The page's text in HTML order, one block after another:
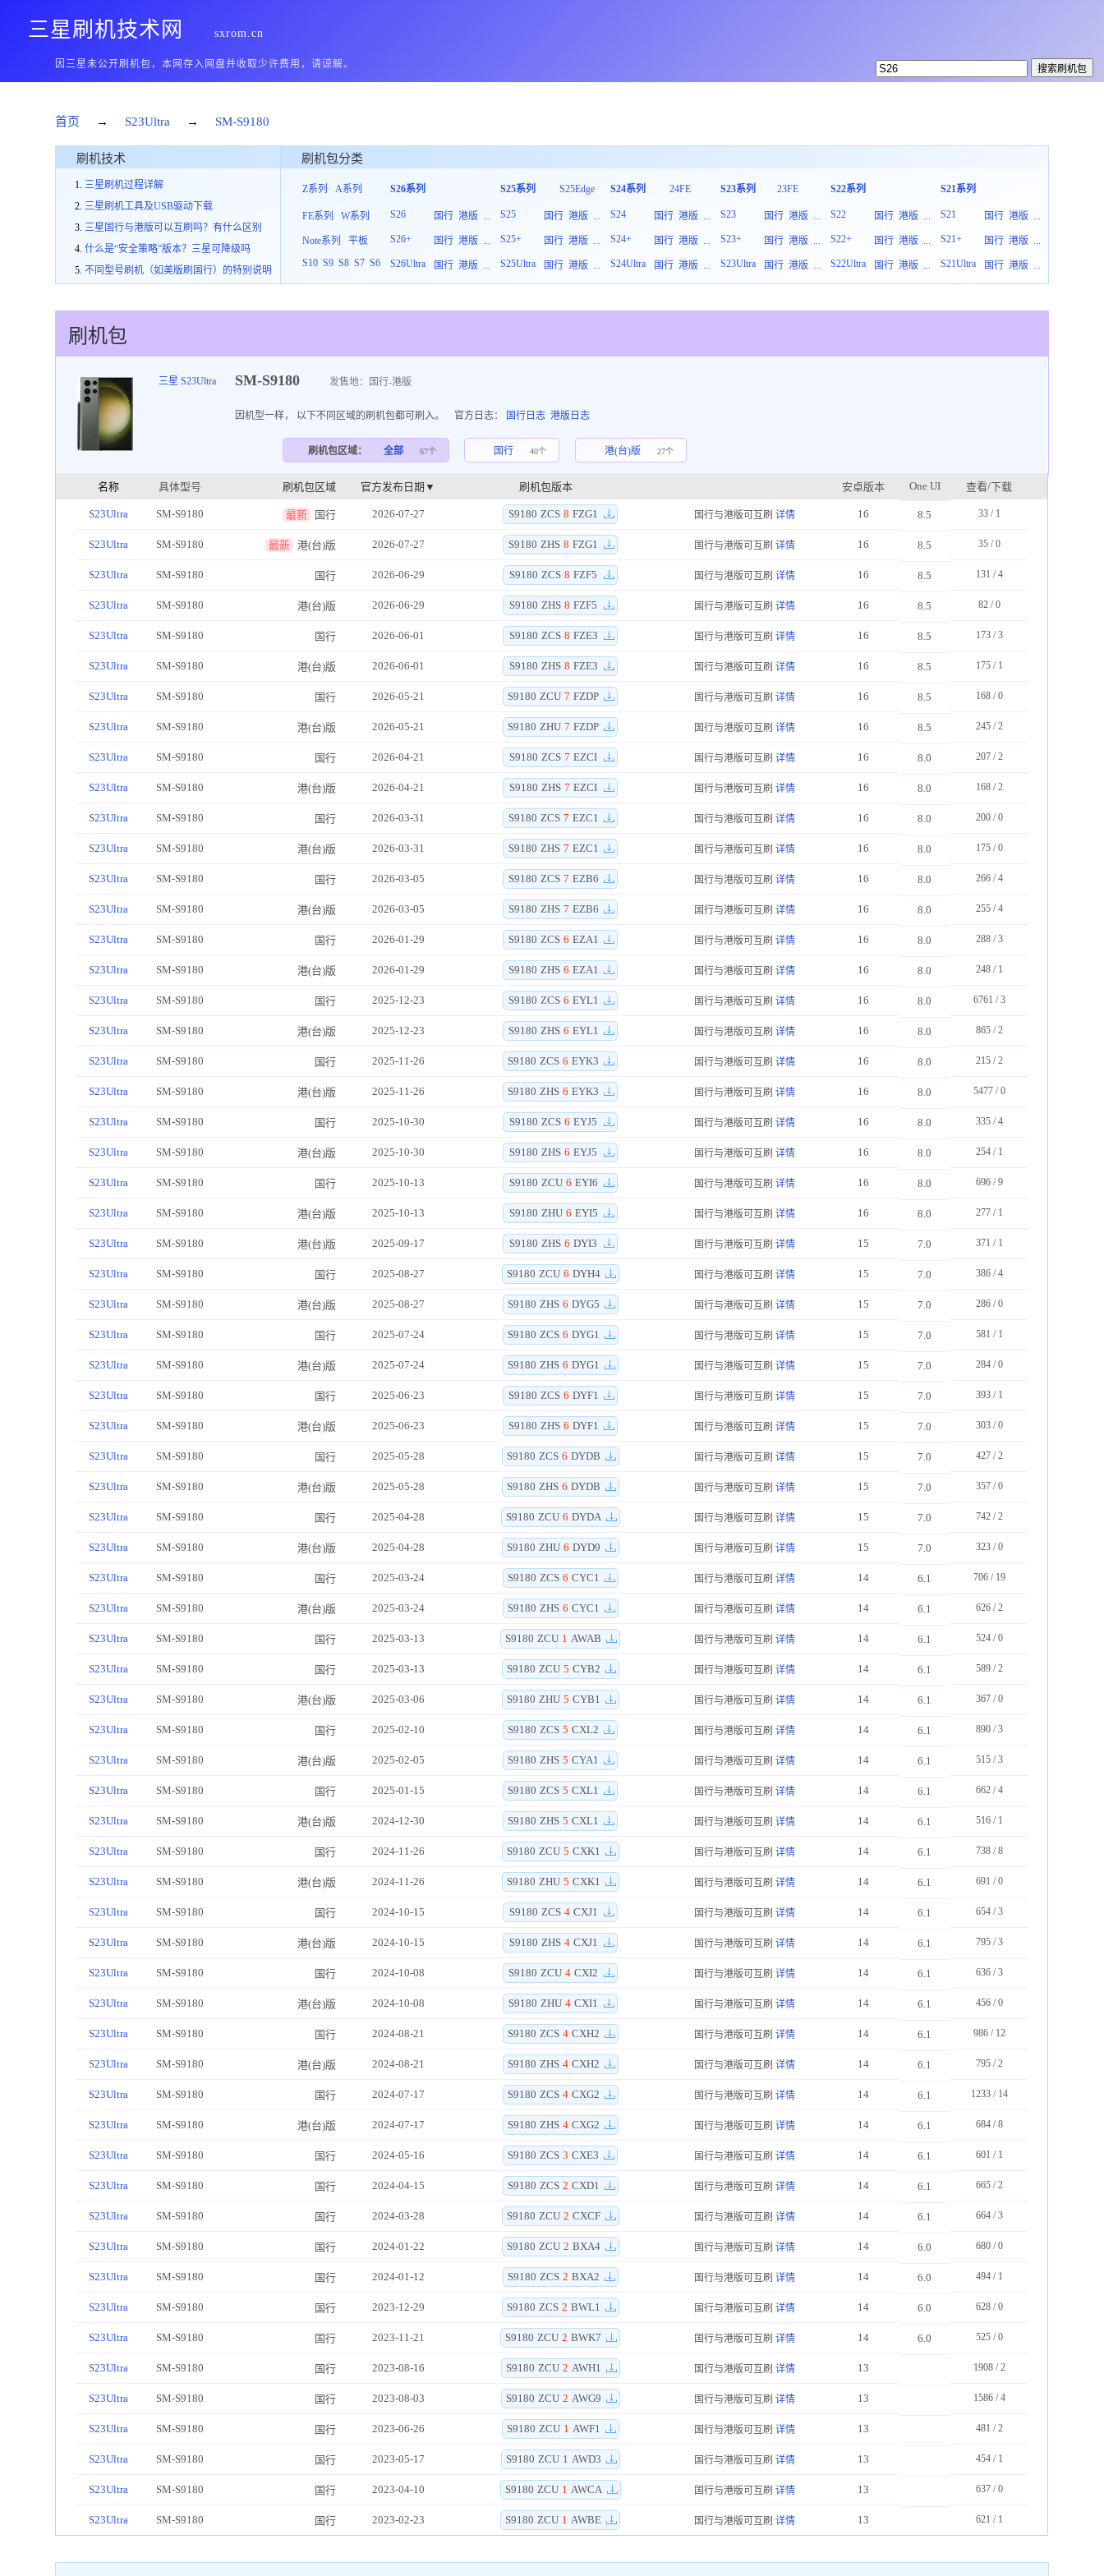
三星刷机技术网 sxrom.cn
因三星未公开刷机包，本网存入网盘并收取少许费用，请谅解。
首页 → S23Ultra → SM-S9180
刷机技术
三星刷机过程详解
三星刷机工具及USB驱动下载
三星国行与港版可以互刷吗？有什么区别
什么是“安全策略”版本？三星可降级吗
不同型号刷机（如美版刷国行）的特别说明
刷机包分类
Z系列 A系列
FE系列 W系列
Note系列
平板
S10 S9 S8 S7 S6
S26系列
S26 国行 港版 ...
S26+
国行 港版 ...
S26Ultra
国行 港版 ...
S25系列 S25Edge
S25 国行 港版 ...
S25+
国行 港版 ...
S25Ultra
国行 港版 ...
S24系列 24FE
S24 国行 港版 ...
S24+
国行 港版 ...
S24Ultra
国行 港版 ...
S23系列 23FE
S23 国行 港版 ...
S23+
国行 港版 ...
S23Ultra
国行 港版 ...
S22系列
S22 国行 港版 ...
S22+
国行 港版 ...
S22Ultra
国行 港版 ...
S21系列
S21 国行 港版 ...
S21+
国行 港版 ...
S21Ultra
国行 港版 ...
刷机包
三星 S23Ultra SM-S9180 发售地：国行-港版
因机型一样， 以下不同区域的刷机包都可刷入。 官方日志： 国行日志 港版日志
刷机包区域： 全部 67个 国行 40个 港(台)版 27个
名称 具体型号 刷机包区域 官方发布日期▼ 刷机包版本 安卓版本 One UI 查看/下载
S23Ultra SM-S9180 最新 国行 2026-07-27 S9180 ZCS 8 FZG1 国行与港版可互刷 详情 16 8.5 33 / 1
S23Ultra SM-S9180 最新 港(台)版 2026-07-27 S9180 ZHS 8 FZG1 国行与港版可互刷 详情 16 8.5 35 / 0
S23Ultra SM-S9180 国行 2026-06-29 S9180 ZCS 8 FZF5 国行与港版可互刷 详情 16 8.5 131 / 4
S23Ultra SM-S9180 港(台)版 2026-06-29 S9180 ZHS 8 FZF5 国行与港版可互刷 详情 16 8.5 82 / 0
S23Ultra SM-S9180 国行 2026-06-01 S9180 ZCS 8 FZE3 国行与港版可互刷 详情 16 8.5 173 / 3
S23Ultra SM-S9180 港(台)版 2026-06-01 S9180 ZHS 8 FZE3 国行与港版可互刷 详情 16 8.5 175 / 1
S23Ultra SM-S9180 国行 2026-05-21 S9180 ZCU 7 FZDP 国行与港版可互刷 详情 16 8.5 168 / 0
S23Ultra SM-S9180 港(台)版 2026-05-21 S9180 ZHU 7 FZDP 国行与港版可互刷 详情 16 8.5 245 / 2
S23Ultra SM-S9180 国行 2026-04-21 S9180 ZCS 7 EZCI 国行与港版可互刷 详情 16 8.0 207 / 2
S23Ultra SM-S9180 港(台)版 2026-04-21 S9180 ZHS 7 EZCI 国行与港版可互刷 详情 16 8.0 168 / 2
S23Ultra SM-S9180 国行 2026-03-31 S9180 ZCS 7 EZC1 国行与港版可互刷 详情 16 8.0 200 / 0
S23Ultra SM-S9180 港(台)版 2026-03-31 S9180 ZHS 7 EZC1 国行与港版可互刷 详情 16 8.0 175 / 0
S23Ultra SM-S9180 国行 2026-03-05 S9180 ZCS 7 EZB6 国行与港版可互刷 详情 16 8.0 266 / 4
S23Ultra SM-S9180 港(台)版 2026-03-05 S9180 ZHS 7 EZB6 国行与港版可互刷 详情 16 8.0 255 / 4
S23Ultra SM-S9180 国行 2026-01-29 S9180 ZCS 6 EZA1 国行与港版可互刷 详情 16 8.0 288 / 3
S23Ultra SM-S9180 港(台)版 2026-01-29 S9180 ZHS 6 EZA1 国行与港版可互刷 详情 16 8.0 248 / 1
S23Ultra SM-S9180 国行 2025-12-23 S9180 ZCS 6 EYL1 国行与港版可互刷 详情 16 8.0 6761 / 3
S23Ultra SM-S9180 港(台)版 2025-12-23 S9180 ZHS 6 EYL1 国行与港版可互刷 详情 16 8.0 865 / 2
S23Ultra SM-S9180 国行 2025-11-26 S9180 ZCS 6 EYK3 国行与港版可互刷 详情 16 8.0 215 / 2
S23Ultra SM-S9180 港(台)版 2025-11-26 S9180 ZHS 6 EYK3 国行与港版可互刷 详情 16 8.0 5477 / 0
S23Ultra SM-S9180 国行 2025-10-30 S9180 ZCS 6 EYJ5 国行与港版可互刷 详情 16 8.0 335 / 4
S23Ultra SM-S9180 港(台)版 2025-10-30 S9180 ZHS 6 EYJ5 国行与港版可互刷 详情 16 8.0 254 / 1
S23Ultra SM-S9180 国行 2025-10-13 S9180 ZCU 6 EYI6 国行与港版可互刷 详情 16 8.0 696 / 9
S23Ultra SM-S9180 港(台)版 2025-10-13 S9180 ZHU 6 EYI5 国行与港版可互刷 详情 16 8.0 277 / 1
S23Ultra SM-S9180 港(台)版 2025-09-17 S9180 ZHS 6 DYI3 国行与港版可互刷 详情 15 7.0 371 / 1
S23Ultra SM-S9180 国行 2025-08-27 S9180 ZCU 6 DYH4 国行与港版可互刷 详情 15 7.0 386 / 4
S23Ultra SM-S9180 港(台)版 2025-08-27 S9180 ZHS 6 DYG5 国行与港版可互刷 详情 15 7.0 286 / 0
S23Ultra SM-S9180 国行 2025-07-24 S9180 ZCS 6 DYG1 国行与港版可互刷 详情 15 7.0 581 / 1
S23Ultra SM-S9180 港(台)版 2025-07-24 S9180 ZHS 6 DYG1 国行与港版可互刷 详情 15 7.0 284 / 0
S23Ultra SM-S9180 国行 2025-06-23 S9180 ZCS 6 DYF1 国行与港版可互刷 详情 15 7.0 393 / 1
S23Ultra SM-S9180 港(台)版 2025-06-23 S9180 ZHS 6 DYF1 国行与港版可互刷 详情 15 7.0 303 / 0
S23Ultra SM-S9180 国行 2025-05-28 S9180 ZCS 6 DYDB 国行与港版可互刷 详情 15 7.0 427 / 2
S23Ultra SM-S9180 港(台)版 2025-05-28 S9180 ZHS 6 DYDB 国行与港版可互刷 详情 15 7.0 357 / 0
S23Ultra SM-S9180 国行 2025-04-28 S9180 ZCU 6 DYDA 国行与港版可互刷 详情 15 7.0 742 / 2
S23Ultra SM-S9180 港(台)版 2025-04-28 S9180 ZHU 6 DYD9 国行与港版可互刷 详情 15 7.0 323 / 0
S23Ultra SM-S9180 国行 2025-03-24 S9180 ZCS 6 CYC1 国行与港版可互刷 详情 14 6.1 706 / 19
S23Ultra SM-S9180 港(台)版 2025-03-24 S9180 ZHS 6 CYC1 国行与港版可互刷 详情 14 6.1 626 / 2
S23Ultra SM-S9180 国行 2025-03-13 S9180 ZCU 1 AWAB 国行与港版可互刷 详情 14 6.1 524 / 0
S23Ultra SM-S9180 国行 2025-03-13 S9180 ZCU 5 CYB2 国行与港版可互刷 详情 14 6.1 589 / 2
S23Ultra SM-S9180 港(台)版 2025-03-06 S9180 ZHU 5 CYB1 国行与港版可互刷 详情 14 6.1 367 / 0
S23Ultra SM-S9180 国行 2025-02-10 S9180 ZCS 5 CXL2 国行与港版可互刷 详情 14 6.1 890 / 3
S23Ultra SM-S9180 港(台)版 2025-02-05 S9180 ZHS 5 CYA1 国行与港版可互刷 详情 14 6.1 515 / 3
S23Ultra SM-S9180 国行 2025-01-15 S9180 ZCS 5 CXL1 国行与港版可互刷 详情 14 6.1 662 / 4
S23Ultra SM-S9180 港(台)版 2024-12-30 S9180 ZHS 5 CXL1 国行与港版可互刷 详情 14 6.1 516 / 1
S23Ultra SM-S9180 国行 2024-11-26 S9180 ZCU 5 CXK1 国行与港版可互刷 详情 14 6.1 738 / 8
S23Ultra SM-S9180 港(台)版 2024-11-26 S9180 ZHU 5 CXK1 国行与港版可互刷 详情 14 6.1 691 / 0
S23Ultra SM-S9180 国行 2024-10-15 S9180 ZCS 4 CXJ1 国行与港版可互刷 详情 14 6.1 654 / 3
S23Ultra SM-S9180 港(台)版 2024-10-15 S9180 ZHS 4 CXJ1 国行与港版可互刷 详情 14 6.1 795 / 3
S23Ultra SM-S9180 国行 2024-10-08 S9180 ZCU 4 CXI2 国行与港版可互刷 详情 14 6.1 636 / 3
S23Ultra SM-S9180 港(台)版 2024-10-08 S9180 ZHU 4 CXI1 国行与港版可互刷 详情 14 6.1 456 / 0
S23Ultra SM-S9180 国行 2024-08-21 S9180 ZCS 4 CXH2 国行与港版可互刷 详情 14 6.1 986 / 12
S23Ultra SM-S9180 港(台)版 2024-08-21 S9180 ZHS 4 CXH2 国行与港版可互刷 详情 14 6.1 795 / 2
S23Ultra SM-S9180 国行 2024-07-17 S9180 ZCS 4 CXG2 国行与港版可互刷 详情 14 6.1 1233 / 14
S23Ultra SM-S9180 港(台)版 2024-07-17 S9180 ZHS 4 CXG2 国行与港版可互刷 详情 14 6.1 684 / 8
S23Ultra SM-S9180 国行 2024-05-16 S9180 ZCS 3 CXE3 国行与港版可互刷 详情 14 6.1 601 / 1
S23Ultra SM-S9180 国行 2024-04-15 S9180 ZCS 2 CXD1 国行与港版可互刷 详情 14 6.1 665 / 2
S23Ultra SM-S9180 国行 2024-03-28 S9180 ZCU 2 CXCF 国行与港版可互刷 详情 14 6.1 664 / 3
S23Ultra SM-S9180 国行 2024-01-22 S9180 ZCU 2 BXA4 国行与港版可互刷 详情 14 6.0 680 / 0
S23Ultra SM-S9180 国行 2024-01-12 S9180 ZCS 2 BXA2 国行与港版可互刷 详情 14 6.0 494 / 1
S23Ultra SM-S9180 国行 2023-12-29 S9180 ZCS 2 BWL1 国行与港版可互刷 详情 14 6.0 628 / 0
S23Ultra SM-S9180 国行 2023-11-21 S9180 ZCU 2 BWK7 国行与港版可互刷 详情 14 6.0 525 / 0
S23Ultra SM-S9180 国行 2023-08-16 S9180 ZCU 2 AWH1 国行与港版可互刷 详情 13 1908 / 2
S23Ultra SM-S9180 国行 2023-08-03 S9180 ZCU 2 AWG9 国行与港版可互刷 详情 13 1586 / 4
S23Ultra SM-S9180 国行 2023-06-26 S9180 ZCU 1 AWF1 国行与港版可互刷 详情 13 481 / 2
S23Ultra SM-S9180 国行 2023-05-17 S9180 ZCU 1 AWD3 国行与港版可互刷 详情 13 454 / 1
S23Ultra SM-S9180 国行 2023-04-10 S9180 ZCU 1 AWCA 国行与港版可互刷 详情 13 637 / 0
S23Ultra SM-S9180 国行 2023-02-23 S9180 ZCU 1 AWBE 国行与港版可互刷 详情 13 621 / 1